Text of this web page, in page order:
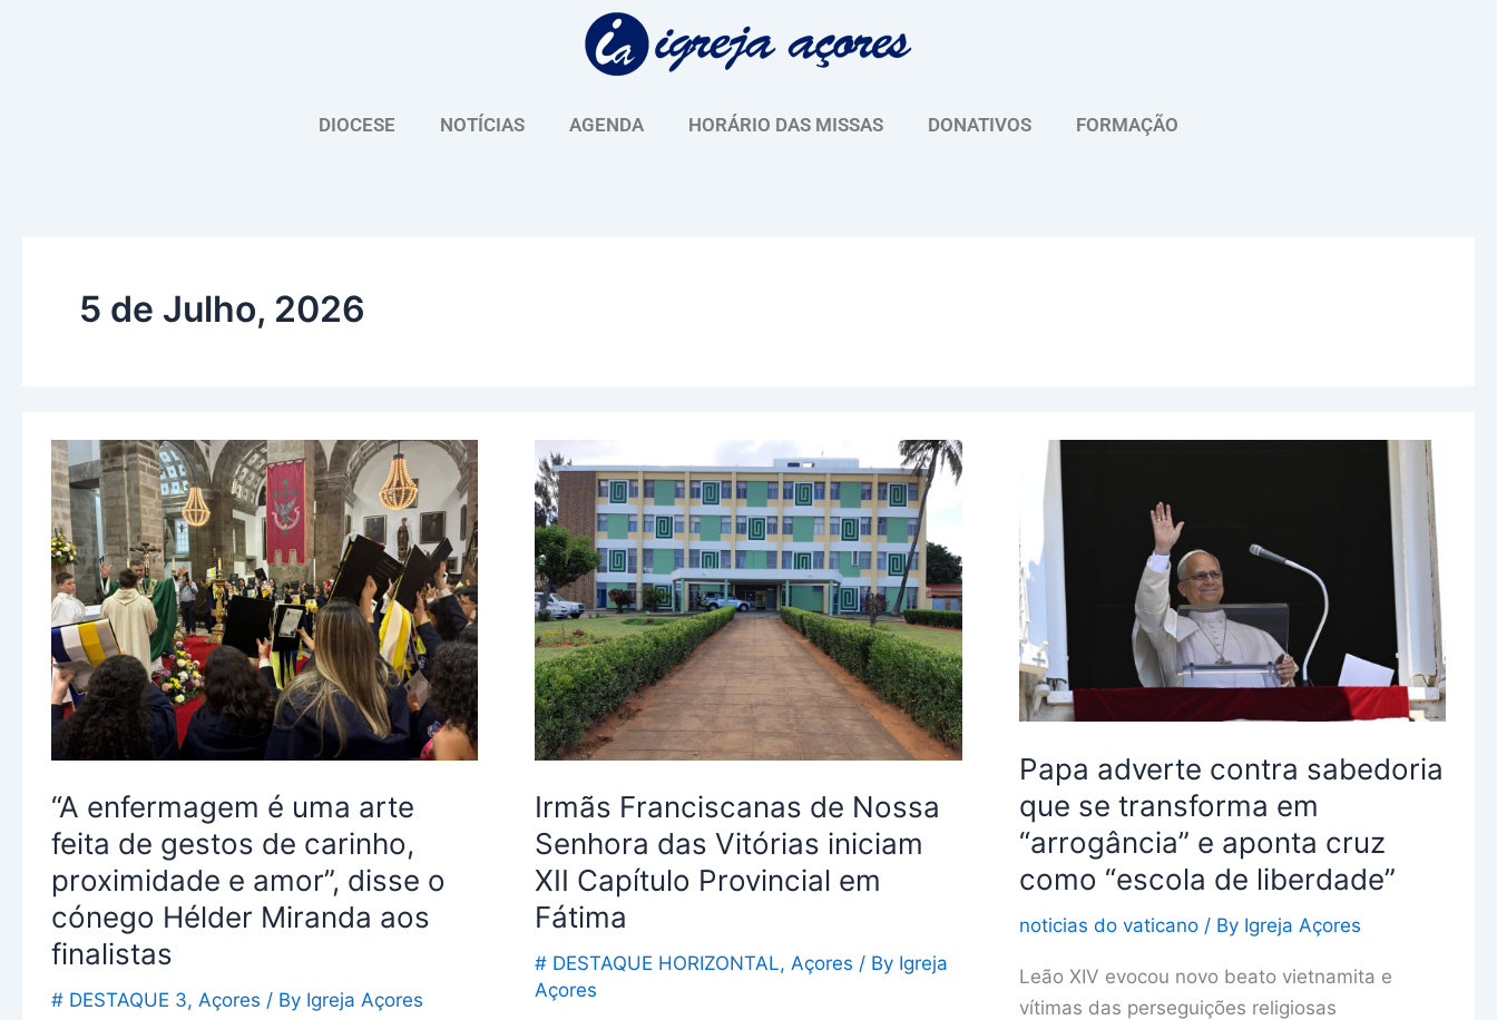
DIOCESE NOTÍCIAS AGENDA HORÁRIO DAS MISSAS DONATIVOS FORMAÇÃO
5 de Julho, 2026
“A enfermagem é uma arte
feita de gestos de carinho,
proximidade e amor”, disse o
cónego Hélder Miranda aos
finalistas
# DESTAQUE 3, Açores / By Igreja Açores
“A
enfermagem
é
uma
arte
feita
de
gestos
de
carinho,
proximidade
e
amor”,
disse
o
cónego
Hélder
Irmãs Franciscanas de Nossa
Senhora das Vitórias iniciam
XII Capítulo Provincial em
Fátima
# DESTAQUE HORIZONTAL,Açores / By Igreja
Açores
Irmãs
Franciscanas
de
Nossa
Senhora
das
Vitórias
iniciam
XII
Capítulo
Provincial
em
Fátima
Papa adverte contra sabedoria
que se transforma em
“arrogância” e aponta cruz
como “escola de liberdade”
noticias do vaticano/ By Igreja Açores
Leão XIV evocou novo beato vietnamita e
vítimas das perseguições religiosas
Papa
adverte
contra
sabedoria
que
se
transforma
em
“arrogância”
aponta
cruz
como
“escola
de
liberdade”